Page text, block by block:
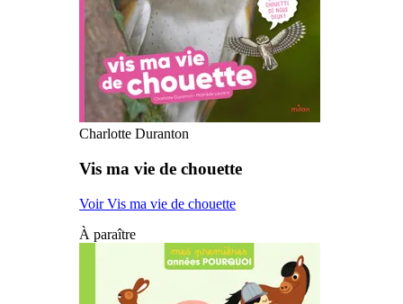
Charlotte Duranton
Vis ma vie de chouette
Voir Vis ma vie de chouette
À paraître